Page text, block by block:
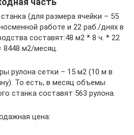
(для размера ячейки – 55
работе и 22 раб./днях в
составят:48 м2 * 8 ч. * 22
8448 м2/месяц.
рулона сетки – 15 м2 (10 м в
То есть, в месяц объемы
станка составят 563 рулона.
цена: